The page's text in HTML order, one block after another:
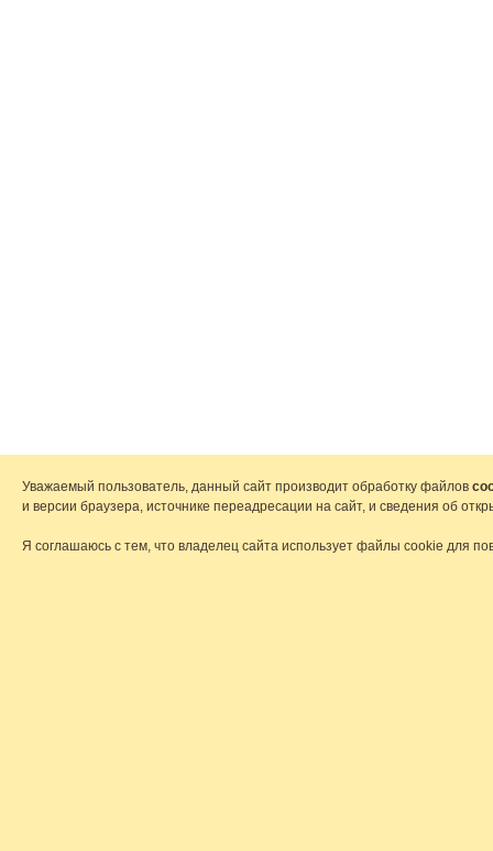
Уважаемый пользователь, данный сайт производит обработку файлов
и версии браузера, источнике переадресации на сайт, и сведения об
Я соглашаюсь с тем, что владелец сайта использует файлы cookie для